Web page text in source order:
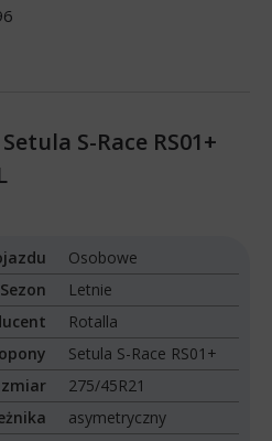
S-Race RS01+
Osobowe
Sezon
Letnie
Rotalla
Setula S-Race RS01+
275/45R21
asymetryczny